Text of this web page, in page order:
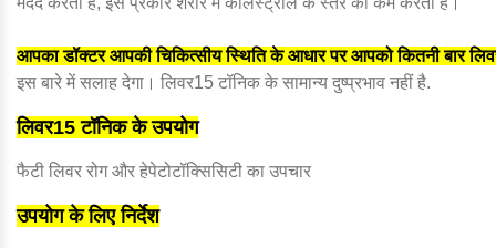
आपका डॉक्टर आपकी चिकित्सीय स्थिति के आधार पर आपको कितनी बार
इस बारे में सलाह देगा। लिवर15 टॉनिक के सामान्य दुष्प्रभाव नहीं है.
लिवर15 टॉनिक के उपयोग
फैटी लिवर रोग और हेपेटोटॉक्सिसिटी का उपचार
उपयोग के लिए निर्देश